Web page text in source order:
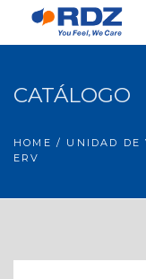
CATÁLOGO
HOME / UNIDAD DE
ERV